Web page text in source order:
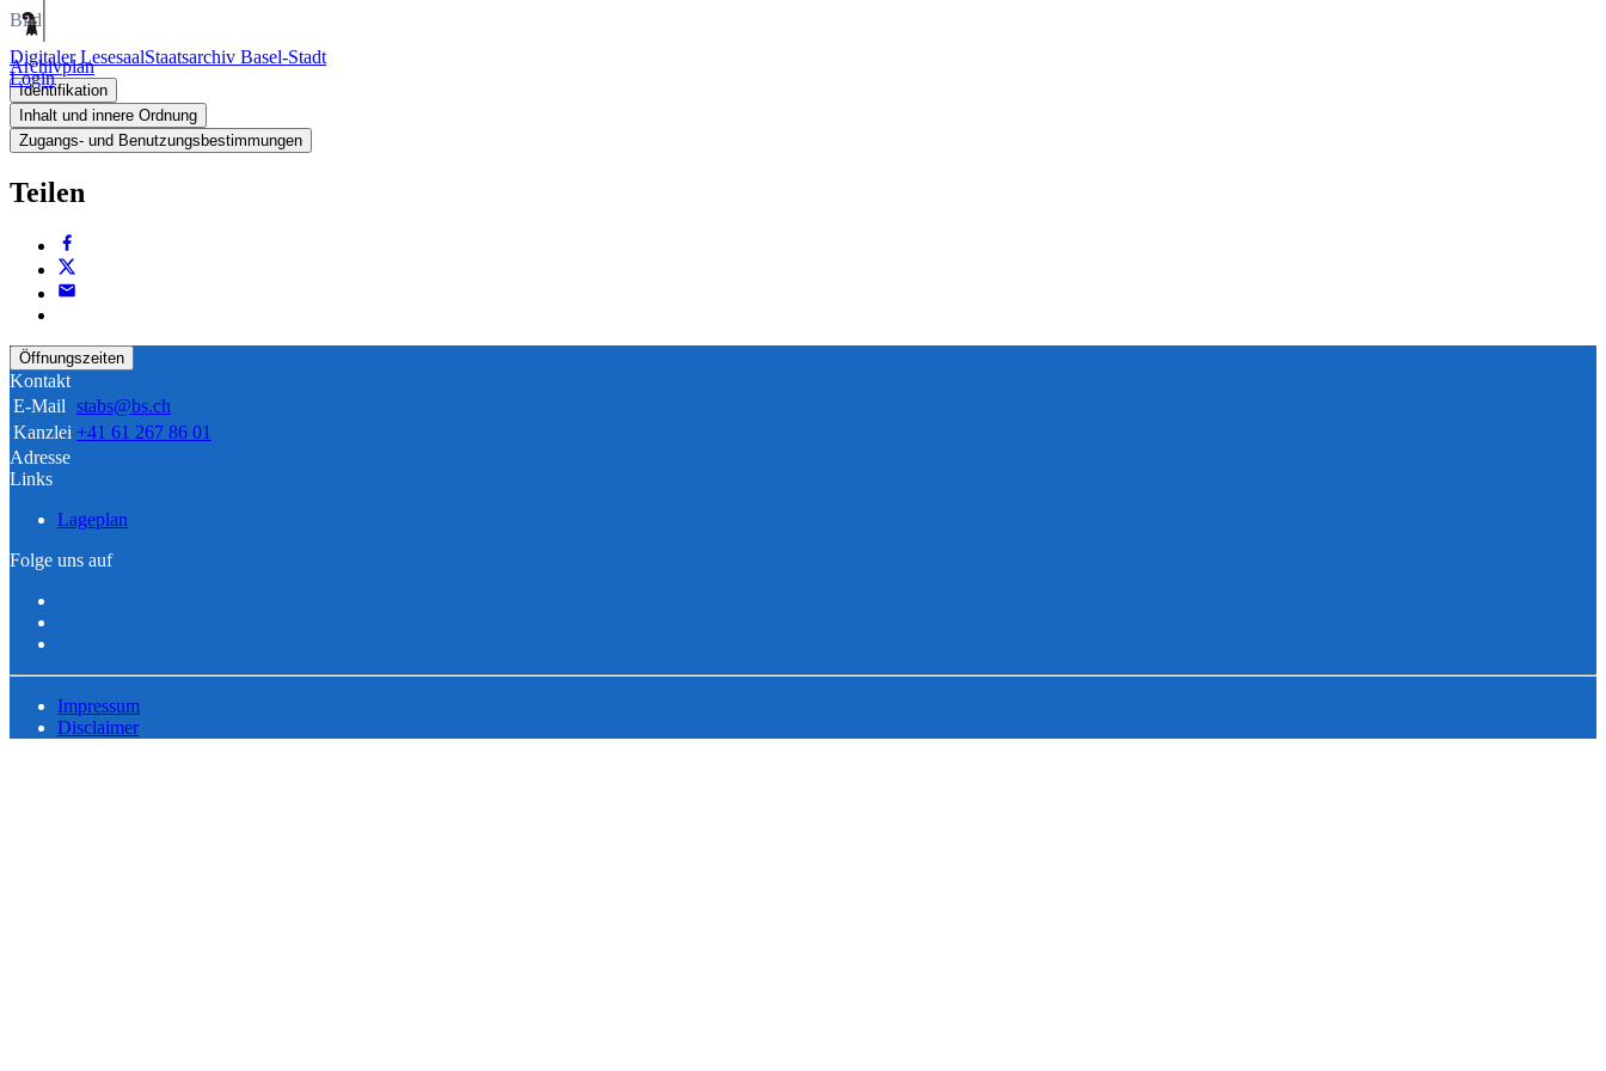
Digitaler LesesaalStaatsarchiv Basel-Stadt
Login
Bild
Archivplan
Identifikation
Inhalt und innere Ordnung
Zugangs- und Benutzungsbestimmungen
Teilen
Öffnungszeiten
Kontakt
E-Mail stabs@bs.ch
Kanzlei +41 61 267 86 01
Adresse
Links
Lageplan
Folge uns auf
Impressum
Disclaimer